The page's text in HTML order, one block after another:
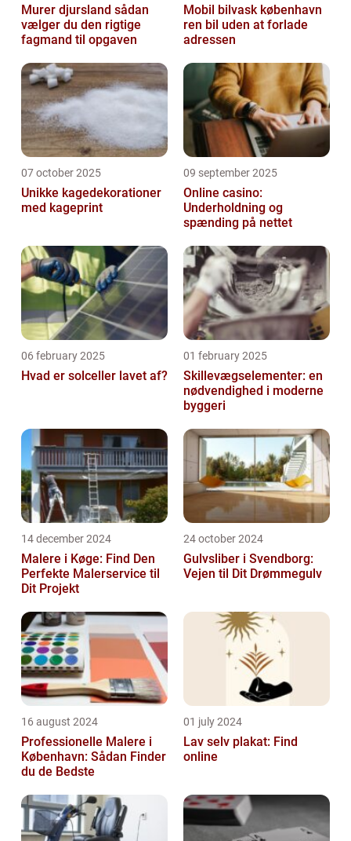
Murer djursland sådan
vælger du den rigtige
fagmand til opgaven
Mobil bilvask københavn
ren bil uden at forlade
adressen
07 october 2025
Unikke kagedekorationer
med kageprint
09 september 2025
Online casino:
Underholdning og
spænding på nettet
06 february 2025
Hvad er solceller lavet af?
01 february 2025
Skillevægselementer: en
nødvendighed i moderne
byggeri
14 december 2024
Malere i Køge: Find Den
Perfekte Malerservice til
Dit Projekt
24 october 2024
Gulvsliber i Svendborg:
Vejen til Dit Drømmegulv
16 august 2024
Professionelle Malere i
København: Sådan Finder
du de Bedste
01 july 2024
Lav selv plakat: Find
online